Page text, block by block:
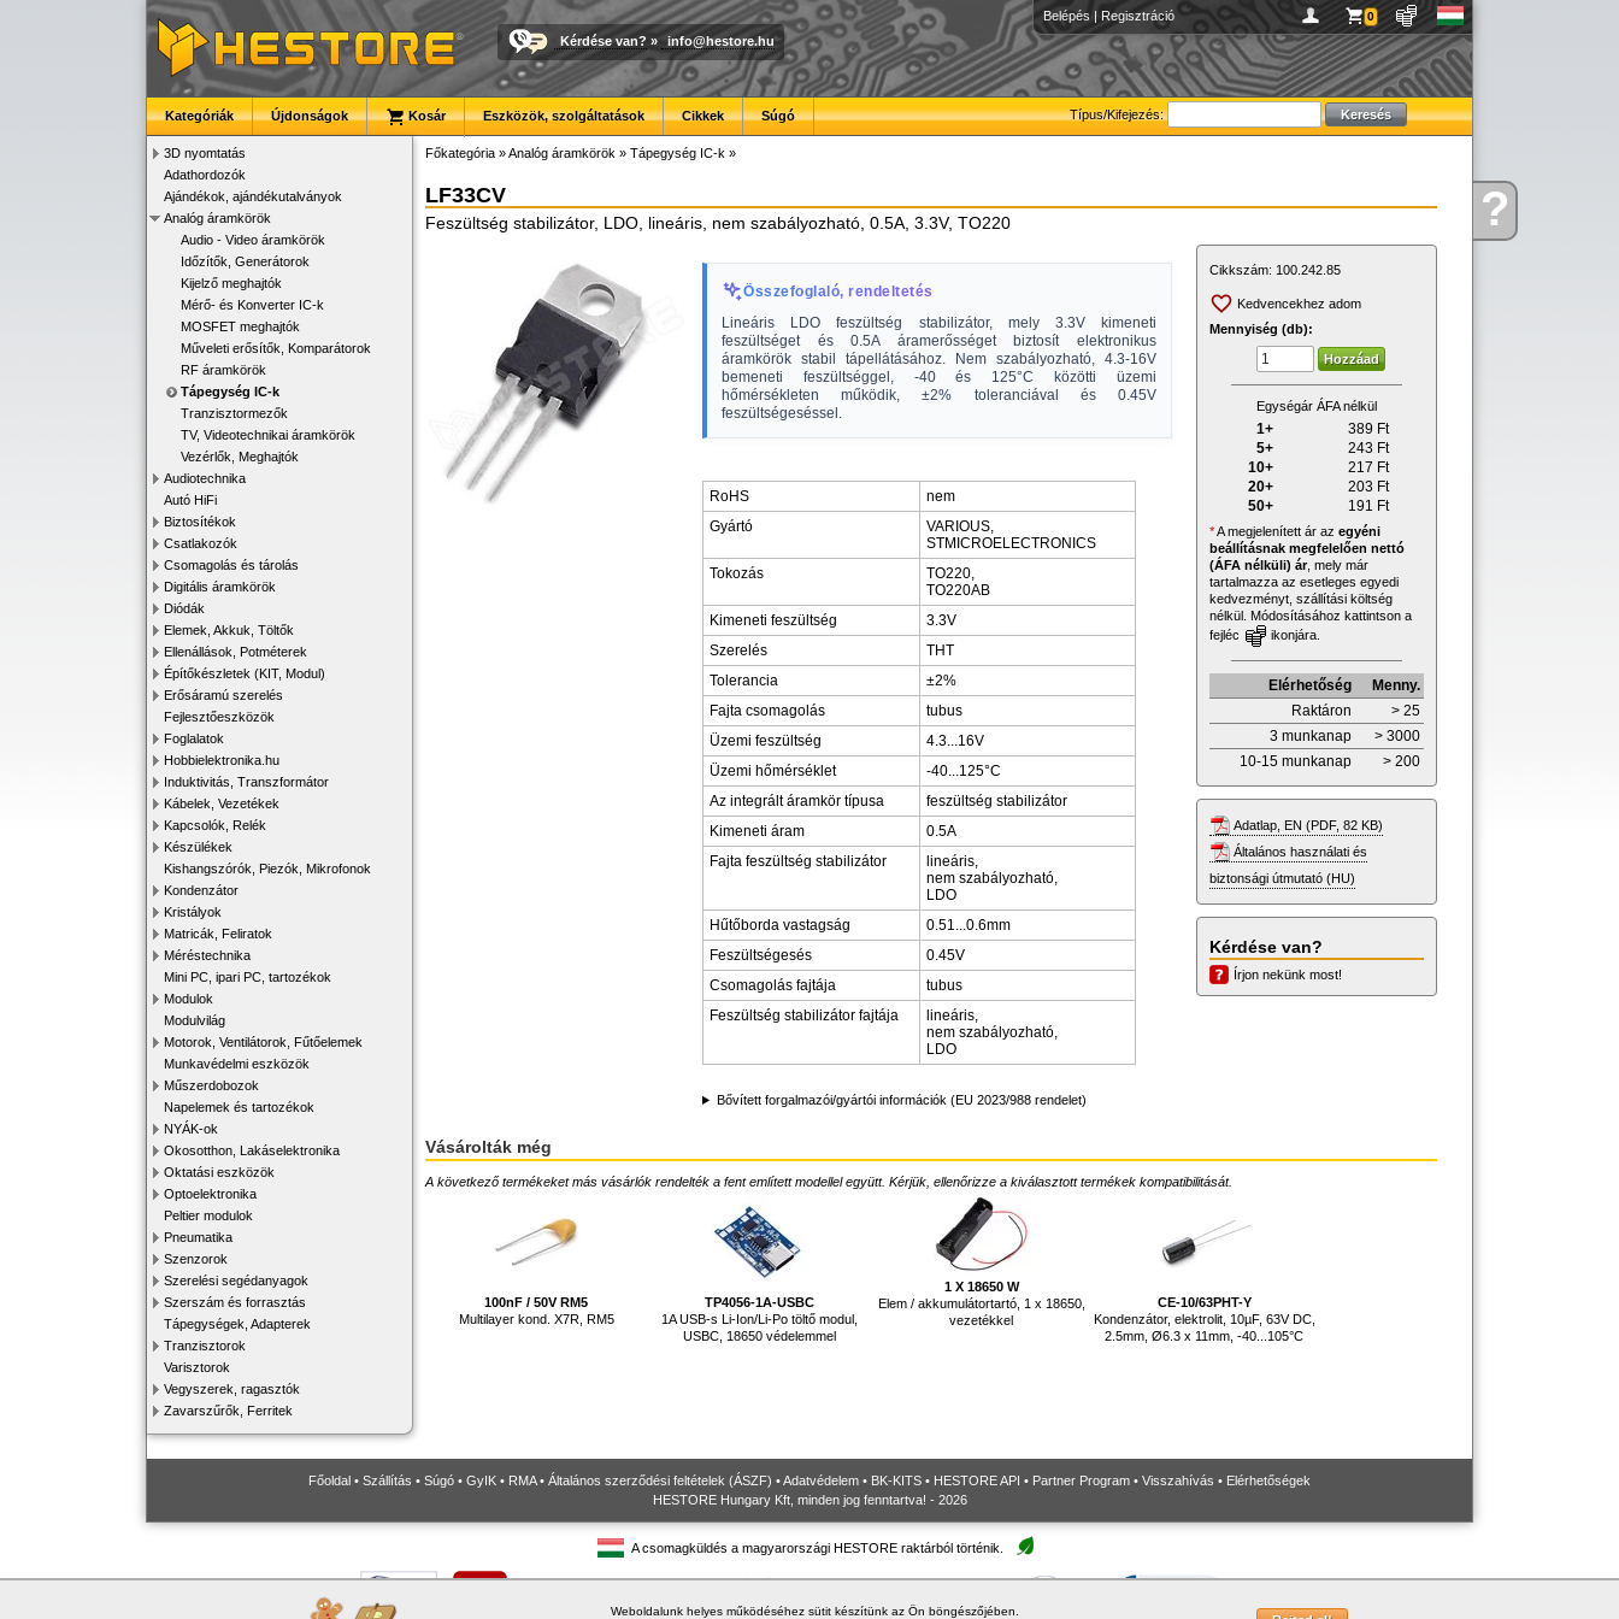
Kérdése?
Belépés | Regisztráció 0
Kérdése van? » info@hestore.hu
Típus/Kifejezés:
Kategóriák Újdonságok Kosár Eszközök, szolgáltatások Cikkek Súgó
3D nyomtatás
Adathordozók
Ajándékok, ajándékutalványok
Analóg áramkörök
Audio - Video áramkörök
Időzítők, Generátorok
Kijelző meghajtók
Mérő- és Konverter IC-k
MOSFET meghajtók
Műveleti erősítők, Komparátorok
RF áramkörök
Tápegység IC-k
Tranzisztormezők
TV, Videotechnikai áramkörök
Vezérlők, Meghajtók
Audiotechnika
Autó HiFi
Biztosítékok
Csatlakozók
Csomagolás és tárolás
Digitális áramkörök
Diódák
Elemek, Akkuk, Töltők
Ellenállások, Potméterek
Építőkészletek (KIT, Modul)
Erősáramú szerelés
Fejlesztőeszközök
Foglalatok
Hobbielektronika.hu
Induktivitás, Transzformátor
Kábelek, Vezetékek
Kapcsolók, Relék
Készülékek
Kishangszórók, Piezók, Mikrofonok
Kondenzátor
Kristályok
Matricák, Feliratok
Méréstechnika
Mini PC, ipari PC, tartozékok
Modulok
Modulvilág
Motorok, Ventilátorok, Fűtőelemek
Munkavédelmi eszközök
Műszerdobozok
Napelemek és tartozékok
NYÁK-ok
Okosotthon, Lakáselektronika
Oktatási eszközök
Optoelektronika
Peltier modulok
Pneumatika
Szenzorok
Szerelési segédanyagok
Szerszám és forrasztás
Tápegységek, Adapterek
Tranzisztorok
Varisztorok
Vegyszerek, ragasztók
Zavarszűrők, Ferritek
Főkategória »Analóg áramkörök » Tápegység IC-k »
LF33CV
Feszültség stabilizátor, LDO, lineáris, nem szabályozható, 0.5A, 3.3V, TO220
Összefoglaló, rendeltetés
Lineáris LDO feszültség stabilizátor, mely 3.3V kimeneti
feszültséget és 0.5A áramerősséget biztosít elektronikus
áramkörök stabil tápellátásához. Nem szabályozható, 4.3-16V
bemeneti feszültséggel, -40 és 125°C közötti üzemi
hőmérsékleten működik, ±2% toleranciával és 0.45V
feszültségeséssel.
RoHS
nem
Gyártó
VARIOUS,
STMICROELECTRONICS
Tokozás
TO220,
TO220AB
Kimeneti feszültség
3.3V
Szerelés
THT
Tolerancia
±2%
Fajta csomagolás
tubus
Üzemi feszültség
4.3...16V
Üzemi hőmérséklet
-40...125°C
Az integrált áramkör típusa
feszültség stabilizátor
Kimeneti áram
0.5A
Fajta feszültség stabilizátor
lineáris,
nem szabályozható,
LDO
Hűtőborda vastagság
0.51...0.6mm
Feszültségesés
0.45V
Csomagolás fajtája
tubus
Feszültség stabilizátor fajtája
lineáris,
nem szabályozható,
LDO
Bővített forgalmazói/gyártói információk (EU 2023/988 rendelet)
Cikkszám: 100.242.85
Kedvencekhez adom
Mennyiség (db):
Egységár ÁFA nélkül
1+ 389 Ft
5+
243 Ft
10+
217 Ft
20+
203 Ft
50+
191 Ft
*A megjelenített ár az egyéni
beállításnak megfelelően nettó
(ÁFA nélküli) ár, mely már
tartalmazza az esetleges egyedi
kedvezményt, szállítási költség
nélkül. Módosításához kattintson a
fejléc
ikonjára.
Elérhetőség
Menny.
Raktáron
> 25
3 munkanap
> 3000
10-15 munkanap
> 200
Adatlap, EN (PDF, 82 KB)
Általános használati és
biztonsági útmutató (HU)
Kérdése van?
Írjon nekünk most!
Vásárolták még
A következő termékeket más vásárlók rendelték a fent említett modellel együtt. Kérjük, ellenőrizze a kiválasztott termékek kompatibilitását.
100nF / 50V RM5
Multilayer kond. X7R, RM5
TP4056-1A-USBC
1A USB-s Li-Ion/Li-Po töltő modul,
USBC, 18650 védelemmel
1 X 18650 W
Elem / akkumulátortartó, 1 x 18650,
vezetékkel
CE-10/63PHT-Y
Kondenzátor, elektrolit, 10µF, 63V DC,
2.5mm, Ø6.3 x 11mm, -40...105°C
Főoldal • Szállítás • Súgó • GyIK • RMA• Általános szerződési feltételek (ÁSZF) •Adatvédelem • BK-KITS • HESTORE API • Partner Program • Visszahívás • Elérhetőségek
HESTORE Hungary Kft, minden jog fenntartva! - 2026
Weboldalunk helyes működéséhez sütit készítünk az Ön böngészőjében.
A csomagküldés a magyarországi HESTORE raktárból történik.